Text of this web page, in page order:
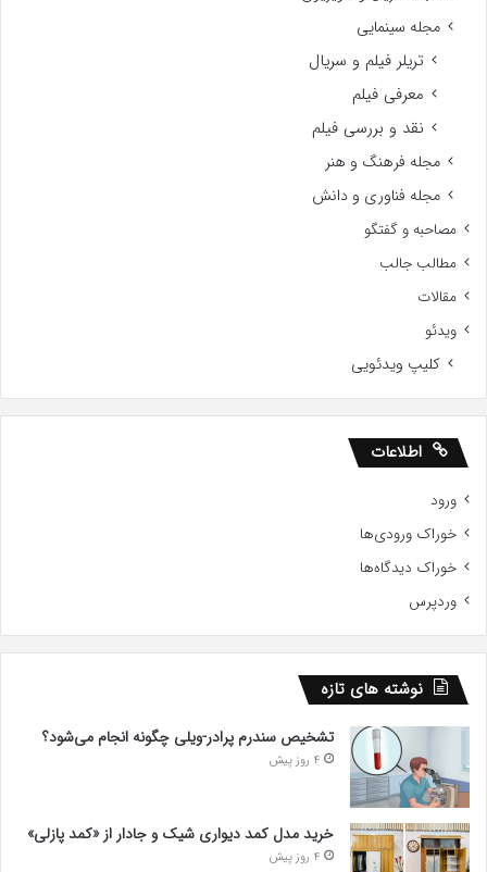
مجله سینمایی
تریلر فیلم و سریال
معرفی فیلم
نقد و بررسی فیلم
مجله فرهنگ و هنر
مجله فناوری و دانش
مصاحبه و گفتگو
مطالب جالب
مقالات
ویدئو
کلیپ ویدئویی
اطلاعات
ورود
خوراک ورودی‌ها
خوراک دیدگاه‌ها
وردپرس
نوشته های تازه
تشخیص سندرم پرادر-ویلی چگونه انجام می‌شود؟
4 روز پیش
خرید مدل کمد دیواری شیک و جادار از «کمد پازلی»
4 روز پیش